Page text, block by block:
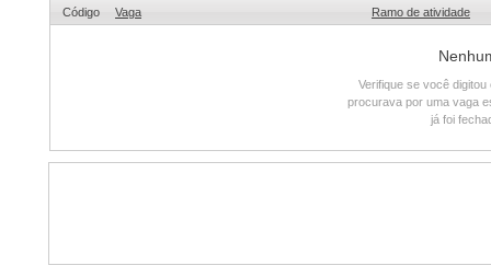
Código Vaga Ramo de atividade
Verifique se você
procurava por uma vaga
já foi